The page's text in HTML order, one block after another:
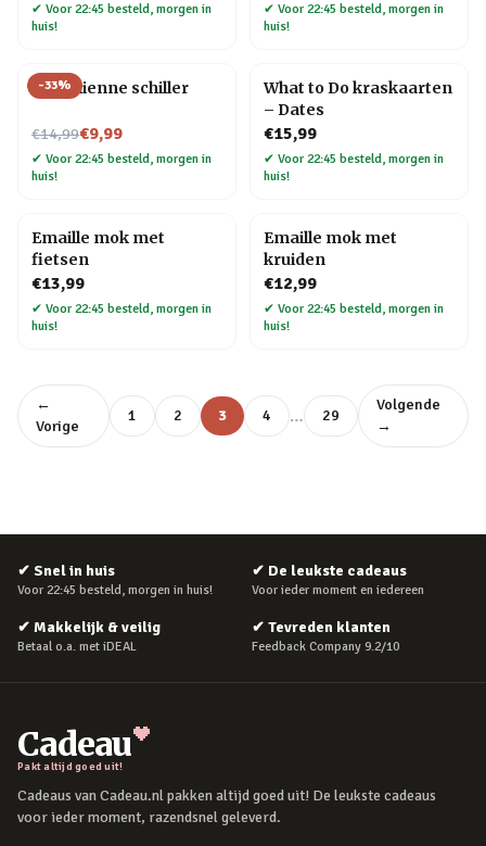
✔ Voor 22:45 besteld, morgen in
huis!
✔ Voor 22:45 besteld, morgen in
huis!
-33%
Kat Julienne schiller
€14,99
Nu voor€9,99
✔ Voor 22:45 besteld, morgen in
huis!
What to Do kraskaarten
– Dates
€15,99
✔ Voor 22:45 besteld, morgen in
huis!
Emaille mok met
fietsen
€13,99
✔ Voor 22:45 besteld, morgen in
huis!
Emaille mok met
kruiden
€12,99
✔ Voor 22:45 besteld, morgen in
huis!
←
Vorige
1 2 3 4 … 29
Volgende
→
✔ Snel in huis
Voor 22:45 besteld, morgen in huis!
✔ De leukste cadeaus
Voor ieder moment en iedereen
✔ Makkelijk & veilig
Betaal o.a. met iDEAL
✔ Tevreden klanten
Feedback Company 9.2/10
Cadeau
Pakt altijd goed uit!
Cadeaus van Cadeau.nl pakken altijd goed uit! De leukste cadeaus
voor ieder moment, razendsnel geleverd.